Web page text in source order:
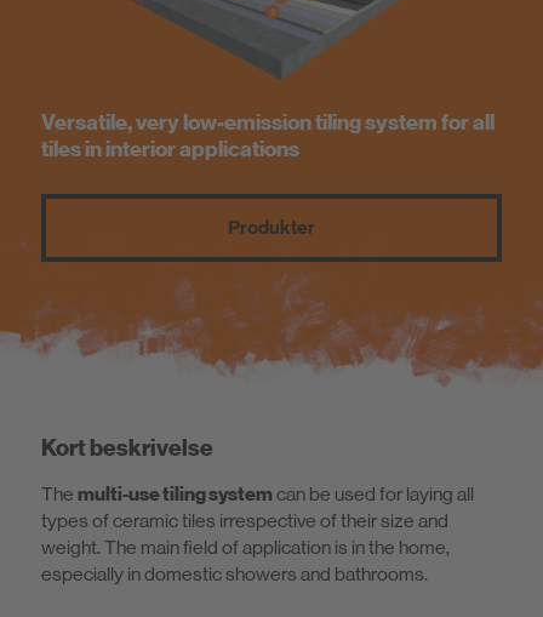
Bæredygtighed
Versatile, very low-emission tiling system for all
tiles in interior applications
Produkter
Kort beskrivelse
The multi-use tiling system can be used for laying all
types of ceramic tiles irrespective of their size and
weight. The main field of application is in the home,
especially in domestic showers and bathrooms.